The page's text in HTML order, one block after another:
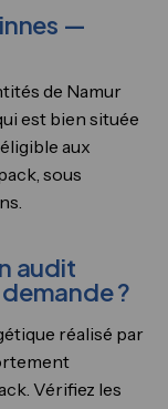
—
de Namur
est bien située
aux
sous
audit
?
réalisé par
Vérifiez les